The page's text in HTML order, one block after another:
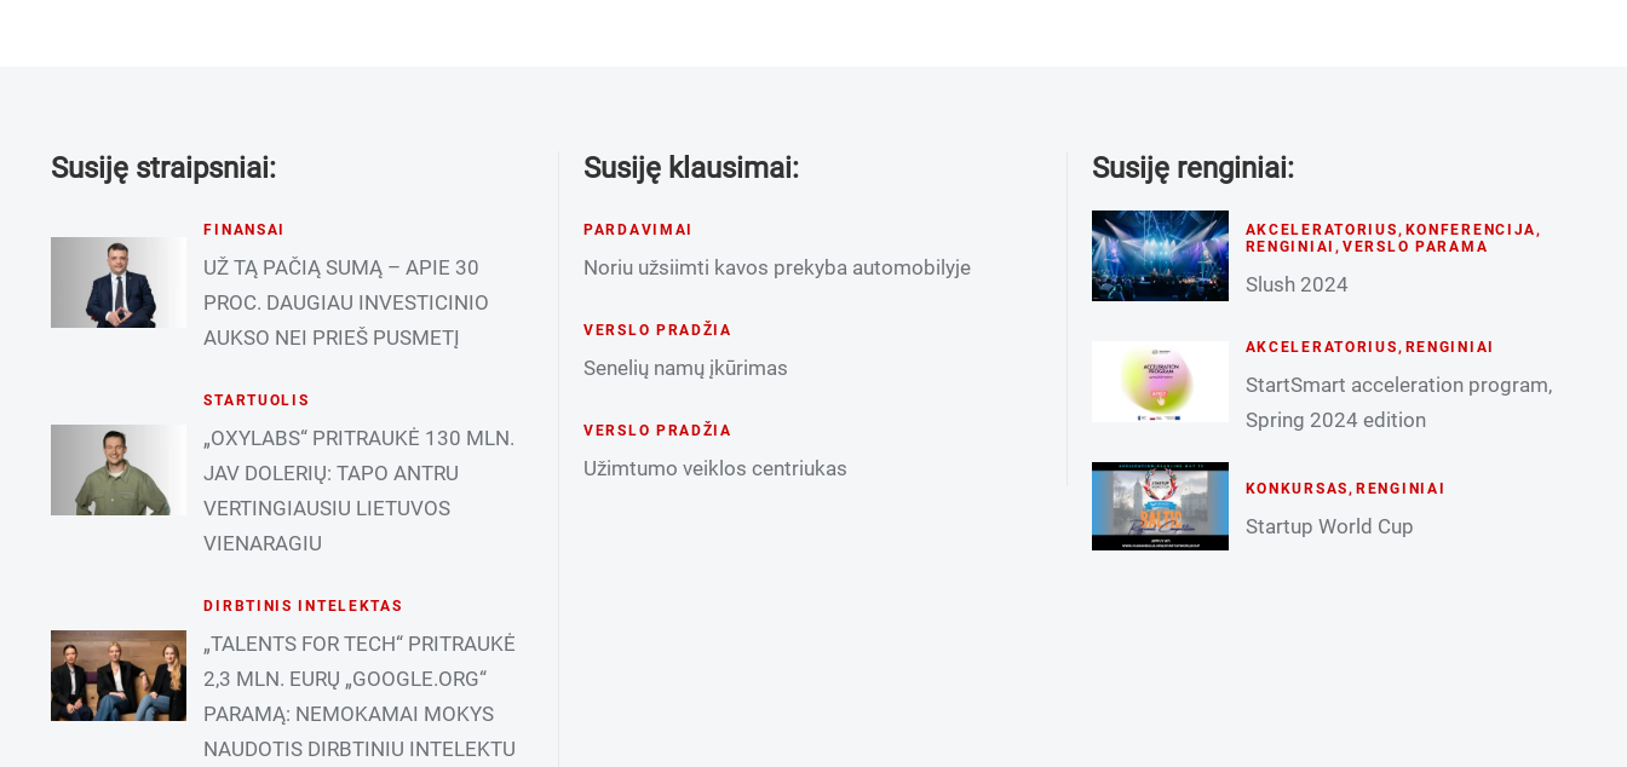
Susiję straipsniai:
FINANSAI
UŽ TĄ PAČIĄ SUMĄ – APIE 30
PROC. DAUGIAU INVESTICINIO
AUKSO NEI PRIEŠ PUSMETĮ
STARTUOLIS
„OXYLABS“ PRITRAUKĖ 130 MLN.
JAV DOLERIŲ: TAPO ANTRU
VERTINGIAUSIU LIETUVOS
VIENARAGIU
DIRBTINIS INTELEKTAS
„TALENTS FOR TECH“ PRITRAUKĖ
2,3 MLN. EURŲ „GOOGLE.ORG“
PARAMĄ: NEMOKAMAI MOKYS
NAUDOTIS DIRBTINIU INTELEKTU
Susiję klausimai:
PARDAVIMAI
Noriu užsiimti kavos prekyba automobilyje
VERSLO PRADŽIA
Senelių namų įkūrimas
VERSLO PRADŽIA
Užimtumo veiklos centriukas
Susiję renginiai:
AKCELERATORIUS , KONFERENCIJA ,
RENGINIAI , VERSLO PARAMA
Slush 2024
AKCELERATORIUS , RENGINIAI
StartSmart acceleration program,
Spring 2024 edition
KONKURSAS, RENGINIAI
Startup World Cup